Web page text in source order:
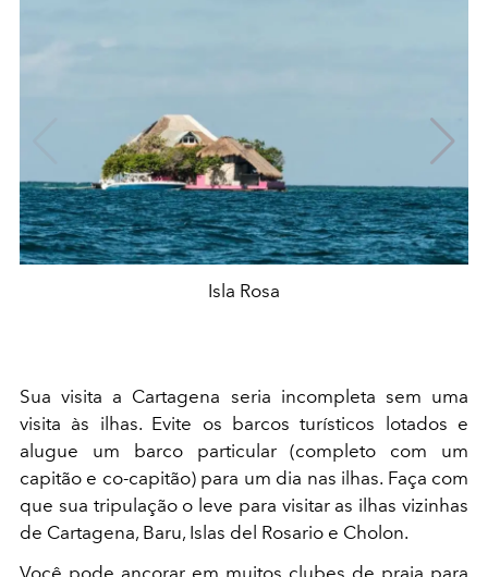
Isla Rosa
Sua visita a Cartagena seria incompleta sem uma
visita às ilhas. Evite os barcos turísticos lotados e
alugue um barco particular (completo com um
capitão e co-capitão) para um dia nas ilhas. Faça com
que sua tripulação o leve para visitar as ilhas vizinhas
de Cartagena, Baru, Islas del Rosario e Cholon.
Você pode ancorar em muitos clubes de praia para